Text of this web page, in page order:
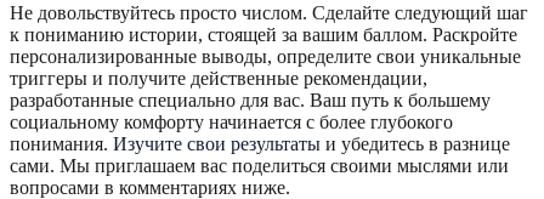
Не довольствуйтесь просто числом. Сделайте следующий шаг
к пониманию истории, стоящей за вашим баллом. Раскройте
персонализированные выводы, определите свои уникальные
триггеры и получите действенные рекомендации,
разработанные специально для вас. Ваш путь к большему
социальному комфорту начинается с более глубокого
понимания. Изучите свои результаты и убедитесь в разнице
сами. Мы приглашаем вас поделиться своими мыслями или
вопросами в комментариях ниже.